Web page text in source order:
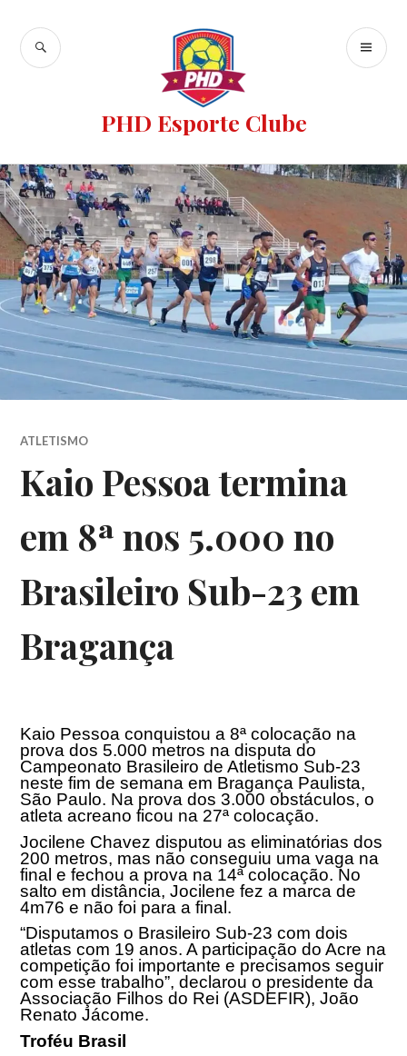
PHD Esporte Clube
ATLETISMO
Kaio Pessoa termina
em 8ª nos 5.000 no
Brasileiro Sub-23 em
Bragança
Kaio Pessoa conquistou a 8ª colocação na
prova dos 5.000 metros na disputa do
Campeonato Brasileiro de Atletismo Sub-23
neste fim de semana em Bragança Paulista,
São Paulo. Na prova dos 3.000 obstáculos, o
atleta acreano ficou na 27ª colocação.
Jocilene Chavez disputou as eliminatórias dos
200 metros, mas não conseguiu uma vaga na
final e fechou a prova na 14ª colocação. No
salto em distância, Jocilene fez a marca de
4m76 e não foi para a final.
“Disputamos o Brasileiro Sub-23 com dois
atletas com 19 anos. A participação do Acre na
competição foi importante e precisamos seguir
com esse trabalho”, declarou o presidente da
Associação Filhos do Rei (ASDEFIR), João
Renato Jácome.
Troféu Brasil